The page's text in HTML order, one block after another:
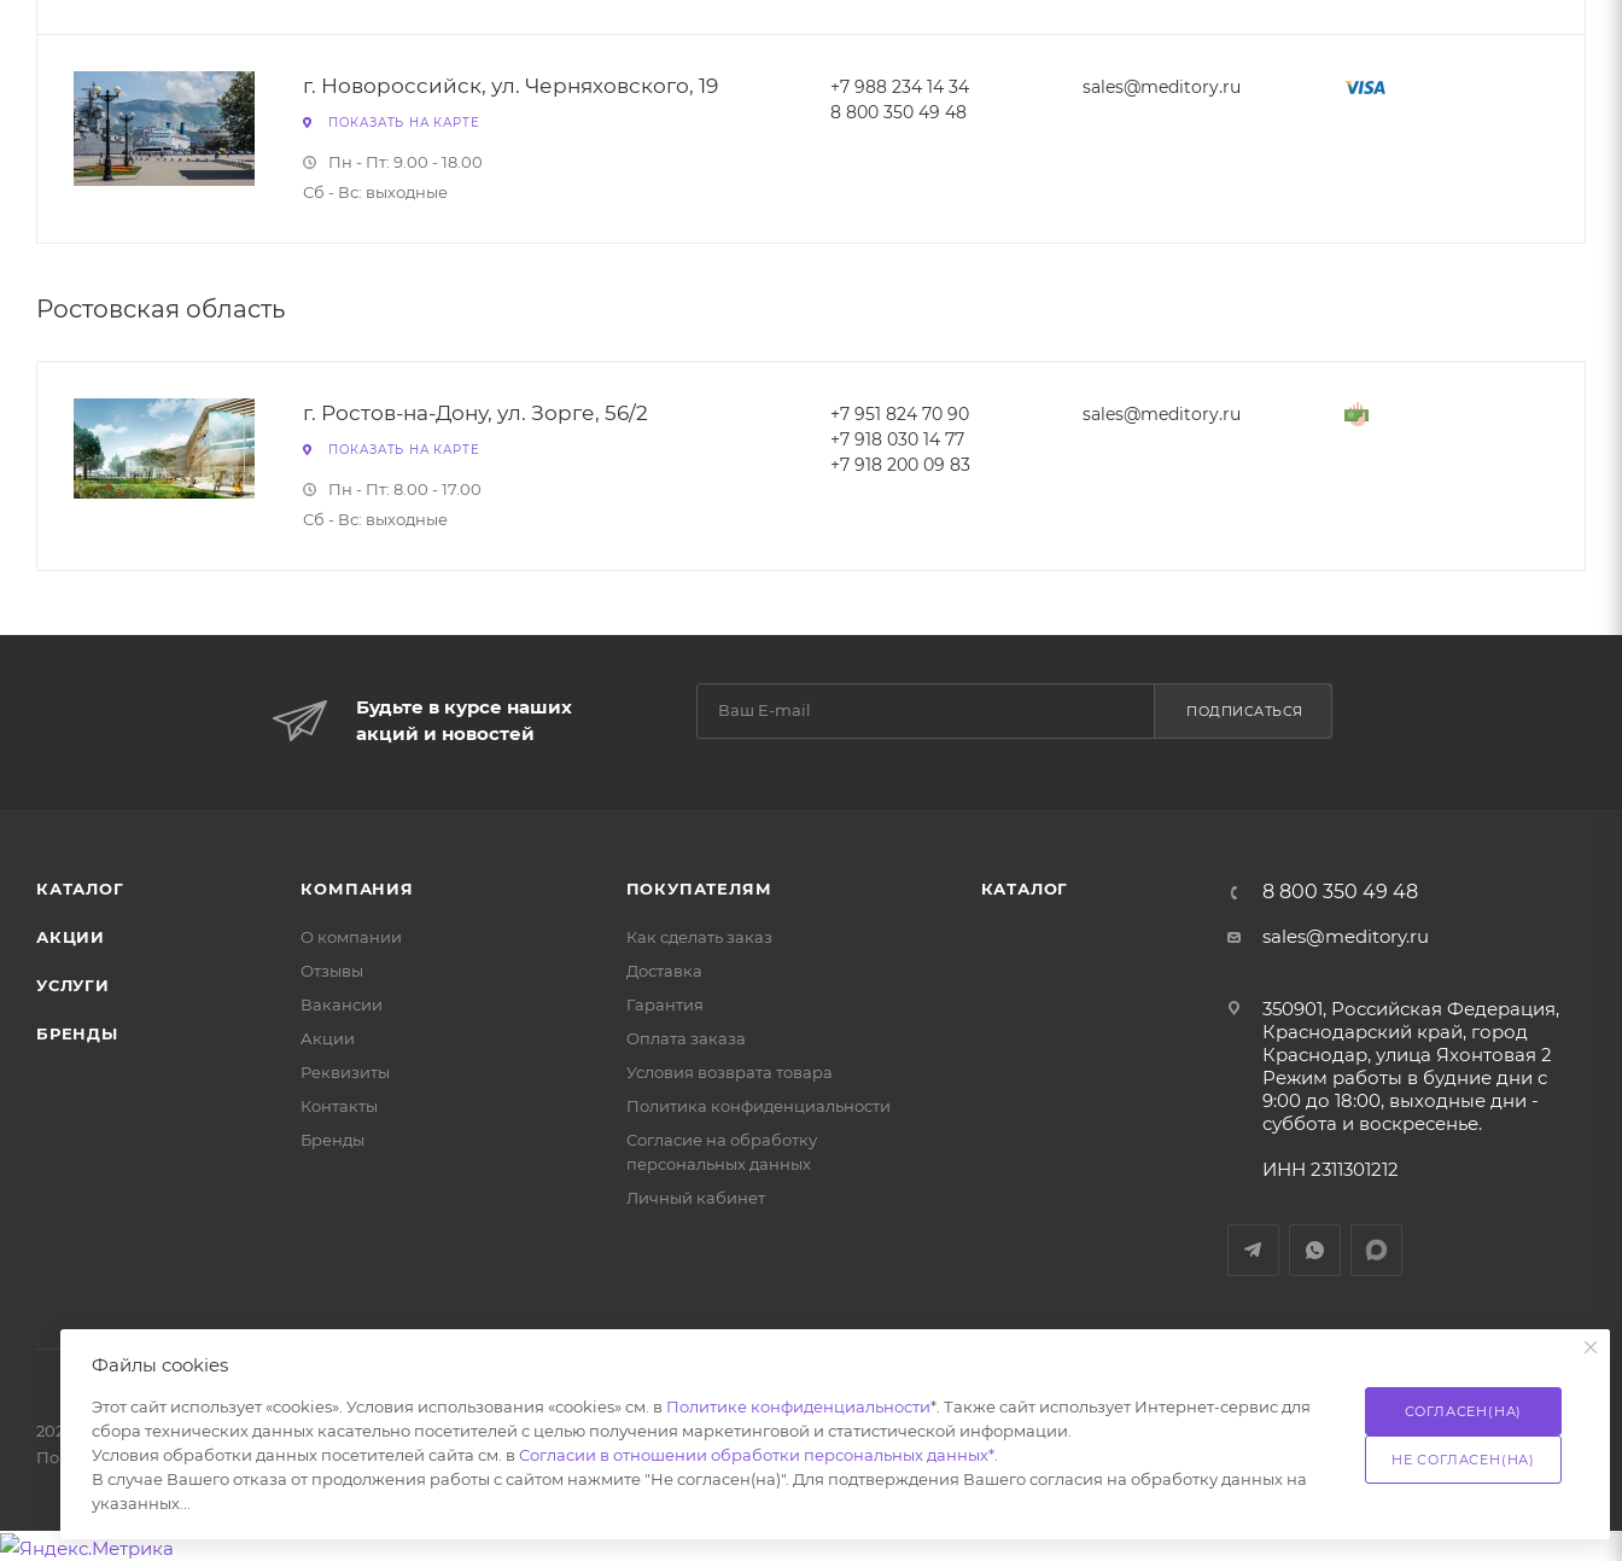
г. Новороссийск, ул. Черняховского, 19
ПОКАЗАТЬ НА КАРТЕ
Пн - Пт: 9.00 - 18.00
Сб - Вс: выходные
+7 988 234 14 34
8 800 350 49 48
sales@meditory.ru
Ростовская область
г. Ростов-на-Дону, ул. Зорге, 56/2
ПОКАЗАТЬ НА КАРТЕ
Пн - Пт: 8.00 - 17.00
Сб - Вс: выходные
+7 951 824 70 90
+7 918 030 14 77
+7 918 200 09 83
sales@meditory.ru
Будьте в курсе наших
акций и новостей
ПОДПИСАТЬСЯ
КАТАЛОГ
АКЦИИ
УСЛУГИ
БРЕНДЫ
КОМПАНИЯ
О компании
Отзывы
Вакансии
Акции
Реквизиты
Контакты
Бренды
ПОКУПАТЕЛЯМ
Как сделать заказ
Доставка
Гарантия
Оплата заказа
Условия возврата товара
Политика конфиденциальности
Согласие на обработку
персональных данных
Личный кабинет
КАТАЛОГ
8 800 350 49 48
sales@meditory.ru
350901, Российская Федерация,
Краснодарский край, город
Краснодар, улица Яхонтовая 2
Режим работы в будние дни с
9:00 до 18:00, выходные дни -
суббота и воскресенье.
ИНН 2311301212
2026 © Интернет-магазин стоматологических материалов
По вопросам качества обслуживания обращайтесь в нашу клиентскую службу+7 989 295-16-54
Файлы cookies
Этот сайт использует «cookies». Условия использования «cookies» см. в Политике конфиденциальности*. Также сайт использует Интернет-сервис для
сбора технических данных касательно посетителей с целью получения маркетинговой и статистической информации.
Условия обработки данных посетителей сайта см. в Согласии в отношении обработки персональных данных*
В случае Вашего отказа от продолжения работы с сайтом нажмите "Не согласен(на)". Для подтверждения Вашего согласия на обработку данных на
указанных...
СОГЛАСЕН(НА)
НЕ СОГЛАСЕН(НА)